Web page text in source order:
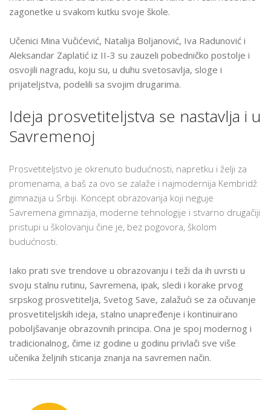
zagonetke u svakom kutku svoje škole.
Učenici Mina Vučićević, Natalija Boljanović, Iva Radunović i
Aleksandar Zaplatić iz II-3 su zauzeli pobedničko postolje i
osvojili nagradu, koju su, u duhu svetosavlja, sloge i
prijateljstva, podelili sa svojim drugarima.
Ideja prosvetiteljstva se nastavlja i u
Savremenoj
Prosvetiteljstvo je okrenuto budućnosti, napretku i želji za
promenama, a baš za ovo se zalaže i najmodernija Kembridž
gimnazija u Srbiji. Koncept obrazovanja koji neguje
Savremena gimnazija, moderne tehnologije i stvarno drugačiji
pristupi u školovanju čine je, bez pogovora, školom
budućnosti.
Iako prati sve trendove u obrazovanju i teži da ih uvrsti u
svoju stalnu rutinu, Savremena, ipak, sledi i korake prvog
srpskog prosvetitelja, Svetog Save, zalažući se za očuvanje
prosvetiteljskih ideja, stalno unapređenje i kontinuirano
poboljšavanje obrazovnih principa. Ona je spoj modernog i
tradicionalnog, čime iz godine u godinu privlači sve više
učenika željnih sticanja znanja na savremen način.